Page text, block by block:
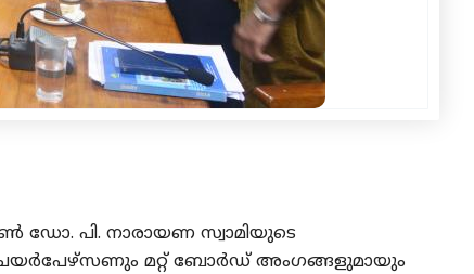
ഡോ. പി. നാരായണ സ്വാമിയുടെ
മറ്റ് ബോര്‍ഡ്‌ അംഗങ്ങളുമായും